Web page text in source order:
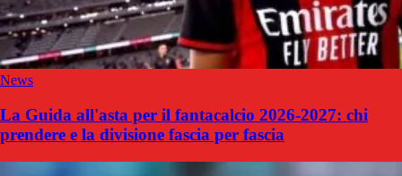
News
La Guida all'asta per il fantacalcio 2026-2027: chi
prendere e la divisione fascia per fascia